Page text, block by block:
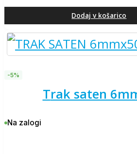
Dodaj v košarico
-5%
trak saten
Na zalogi